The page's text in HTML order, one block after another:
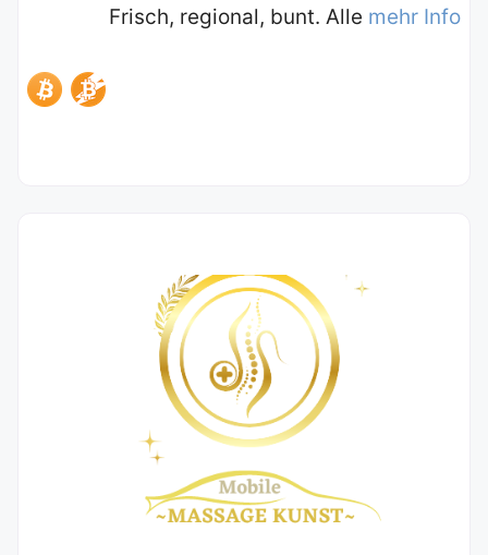
Frisch, regional, bunt. Alle mehr Info